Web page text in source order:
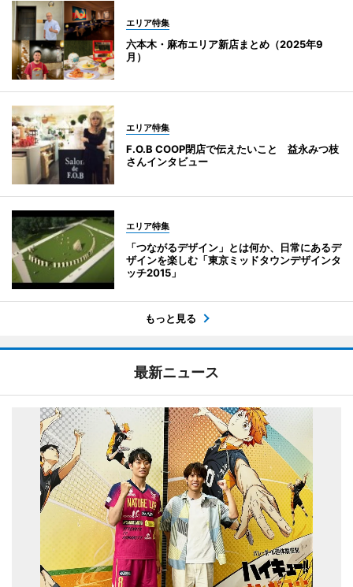
エリア特集
六本木・麻布エリア新店まとめ（2025年9
月）
エリア特集
F.O.B COOP閉店で伝えたいこと 益永みつ枝
さんインタビュー
エリア特集
「つながるデザイン」とは何か、日常にあるデ
ザインを楽しむ「東京ミッドタウンデザインタ
ッチ2015」
もっと見る
最新ニュース